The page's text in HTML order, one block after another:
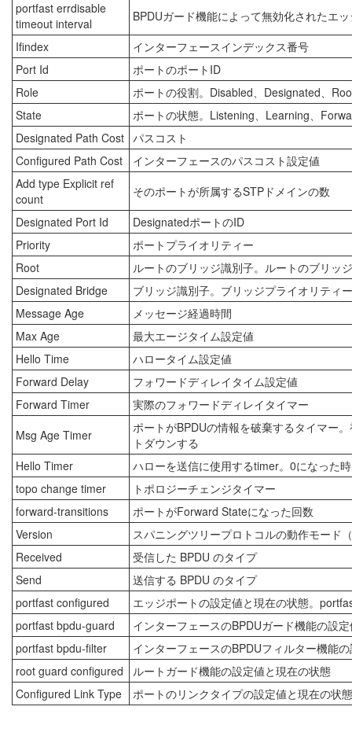
portfast errdisable
timeout interval
BPDUガード機能によって無効化されたエ
Ifindex
インターフェースインデックス番号
Port Id
ポートのポートID
Role
ポートの役割。Disabled、Designated、
State
ポートの状態。Listening、Learning、
Designated Path Cost パスコスト
Configured Path Cost
インターフェースのパスコスト設定値
Add type Explicit ref
count
そのポートが所属するSTPドメインの数
Designated Port Id
DesignatedポートのID
Priority
ポートプライオリティー
Root
ルートのブリッジ識別子。ルートのブリッ
Designated Bridge
ブリッジ識別子。ブリッジプライオリティ
Message Age
メッセージ経過時間
Max Age
最大エージタイム設定値
Hello Time
ハロータイム設定値
Forward Delay
フォワードディレイタイム設定値
Forward Timer
実際のフォワードディレイタイマー
Msg Age Timer
ポートがBPDUの情報を破棄するタイマー
トダウンする
Hello Timer
ハローを送信に使用するtimer。0になった
topo change timer
トポロジーチェンジタイマー
forward-transitions
ポートがForward Stateになった回数
Version
スパニングツリープロトコルの動作モード
Received
受信した BPDU のタイプ
Send
送信する BPDU のタイプ
portfast configured
エッジポートの設定値と現在の状態。
portfast bpdu-guard
インターフェースのBPDUガード機能の設
portfast bpdu-filter
インターフェースのBPDUフィルター機能
root guard configured
ルートガード機能の設定値と現在の状態
Configured Link Type
ポートのリンクタイプの設定値と現在の状